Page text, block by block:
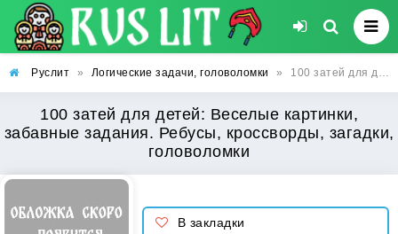
Руслит » Логические задачи, головоломки » 100 затей для детей: Веселые картинки, забавные задания. Ребусы, кроссворды, загадки, головоломки
100 затей для детей: Веселые картинки,
забавные задания. Ребусы, кроссворды, загадки,
головоломки
В закладки